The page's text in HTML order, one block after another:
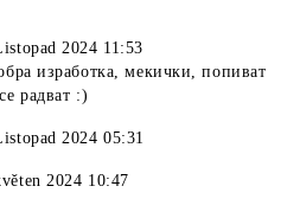
2024 11:53
изработка, мекички, попиват
радват :)
2024 05:31
2024 10:47